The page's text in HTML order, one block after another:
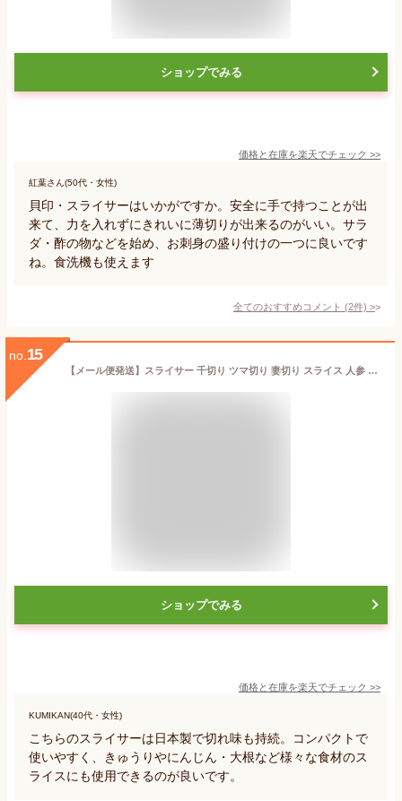
ショップでみる
価格と在庫を楽天でチェック >>
紅葉さん(50代・女性)
貝印・スライサーはいかがですか。安全に手で持つことが出
来て、力を入れずにきれいに薄切りが出来るのがいい。サラ
ダ・酢の物などを始め、お刺身の盛り付けの一つに良いです
ね。食洗機も使えます
全てのおすすめコメント (2件) >
no. 15
【メール便発送】スライサー 千切り ツマ切り 妻切り スライス 人参 キュウリ 大根 日本製 コンパクト シンプル ATS-740
ショップでみる
価格と在庫を楽天でチェック >>
KUMIKAN(40代・女性)
こちらのスライサーは日本製で切れ味も持続。コンパクトで
使いやすく、きゅうりやにんじん・大根など様々な食材のス
ライスにも使用できるのが良いです。